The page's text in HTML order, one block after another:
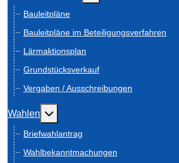
Bauleitpläne
Bauleitpläne im Beteiligungsverfahren
Lärmaktionsplan
Grundstücksverkauf
Vergaben / Ausschreibungen
Wahlen Weitere Informationen: Wahlen
Briefwahlantrag
Wahlbekanntmachungen